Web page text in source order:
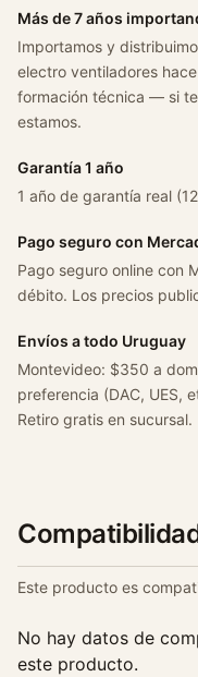
Más de 7 años
Importamos y
electro ventiladores
formación técnica — si
estamos.
Garantía 1 año
1 año de garantía real
Pago seguro con
Pago seguro online con
débito. Los precios
Envíos a todo Uruguay
Montevideo: $350 a
preferencia (DAC, UES,
Retiro gratis en sucursal.
Este producto es
No hay datos de
este producto.